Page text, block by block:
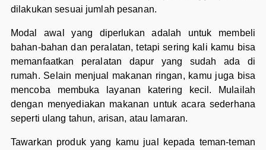
dilakukan sesuai jumlah pesanan.
Modal awal yang diperlukan adalah untuk membeli
bahan-bahan dan peralatan, tetapi sering kali kamu bisa
memanfaatkan peralatan dapur yang sudah ada di
rumah. Selain menjual makanan ringan, kamu juga bisa
mencoba membuka layanan katering kecil. Mulailah
dengan menyediakan makanan untuk acara sederhana
seperti ulang tahun, arisan, atau lamaran.
Tawarkan produk yang kamu jual kepada teman-teman